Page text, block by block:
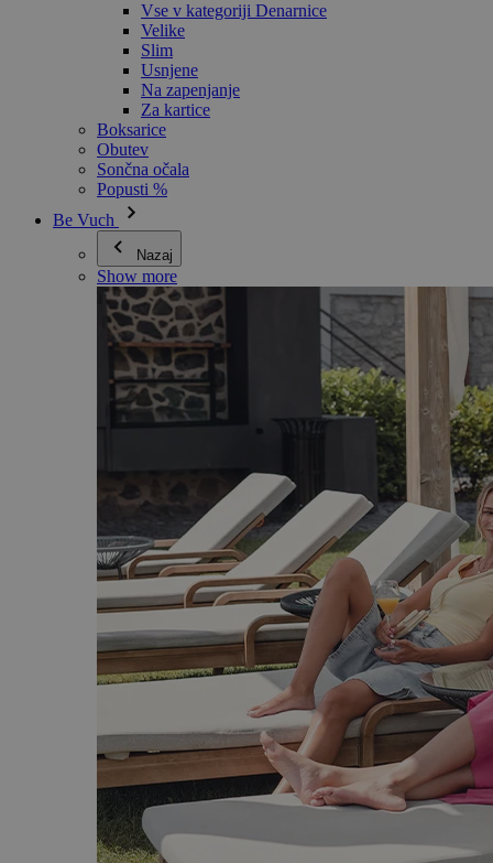
Vse v kategoriji Denarnice
Velike
Slim
Usnjene
Na zapenjanje
Za kartice
Boksarice
Obutev
Sončna očala
Popusti %
Be Vuch
Nazaj
Show more